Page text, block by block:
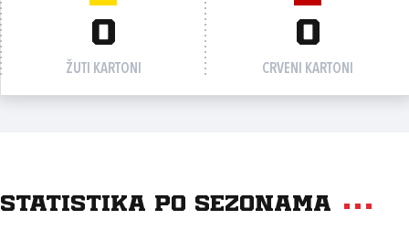
0
ŽUTI KARTONI
0
CRVENI KARTONI
Statistika po sezonama